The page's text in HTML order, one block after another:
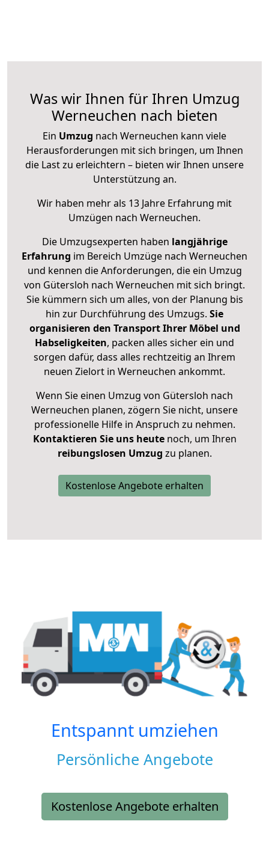
Was wir Ihnen für Ihren Umzug
Werneuchen nach bieten
Ein Umzug nach Werneuchen kann viele
Herausforderungen mit sich bringen, um Ihnen
die Last zu erleichtern – bieten wir Ihnen unsere
Unterstützung an.
Wir haben mehr als 13 Jahre Erfahrung mit
Umzügen nach Werneuchen.
Die Umzugsexperten haben langjährige
Erfahrung im Bereich Umzüge nach Werneuchen
und kennen die Anforderungen, die ein Umzug
von Gütersloh nach Werneuchen mit sich bringt.
Sie kümmern sich um alles, von der Planung bis
hin zur Durchführung des Umzugs. Sie
organisieren den Transport Ihrer Möbel und
Habseligkeiten, packen alles sicher ein und
sorgen dafür, dass alles rechtzeitig an Ihrem
neuen Zielort in Werneuchen ankommt.
Wenn Sie einen Umzug von Gütersloh nach
Werneuchen planen, zögern Sie nicht, unsere
professionelle Hilfe in Anspruch zu nehmen.
Kontaktieren Sie uns heutenoch, um Ihren
reibungslosen Umzug zu planen.
Kostenlose Angebote erhalten
Entspannt umziehen
Persönliche Angebote
Kostenlose Angebote erhalten